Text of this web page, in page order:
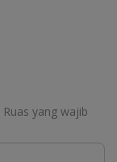
Ruas yang wajib